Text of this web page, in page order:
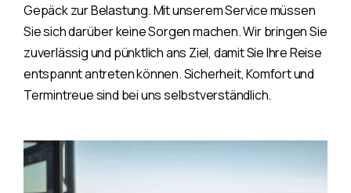
Gepäck zur Belastung. Mit unserem Service müssen
Sie sich darüber keine Sorgen machen. Wir bringen Sie
zuverlässig und pünktlich ans Ziel, damit Sie Ihre Reise
entspannt antreten können. Sicherheit, Komfort und
Termintreue sind bei uns selbstverständlich.